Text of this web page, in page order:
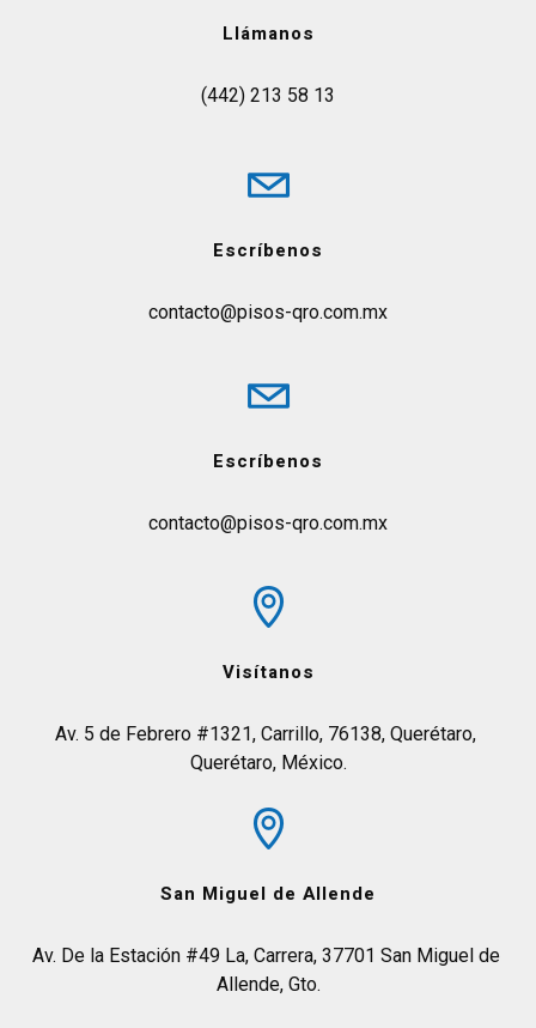
Llámanos
(442) 213 58 13
Escríbenos
contacto@pisos-qro.com.mx
Escríbenos
contacto@pisos-qro.com.mx
Visítanos
Av. 5 de Febrero #1321, Carrillo, 76138, Querétaro,
Querétaro, México.
San Miguel de Allende
Av. De la Estación #49 La, Carrera, 37701 San Miguel de
Allende, Gto.